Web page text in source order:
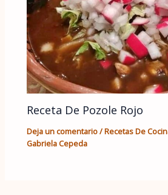
Receta De Pozole Rojo
Deja un comentario/Recetas De
Gabriela Cepeda